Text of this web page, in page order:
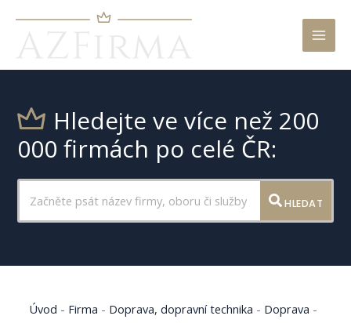
Hledejte ve více než 200
000 firmách po celé ČR:
HLEDAT
Úvod - Firma - Doprava, dopravní technika - Doprava -